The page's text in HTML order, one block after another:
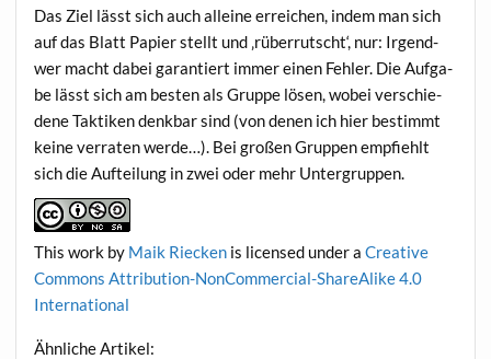
Das Ziel lässt sich auch allei­ne errei­chen, indem man sich
auf das Blatt Papier stellt und ‚rüber­rutscht‘, nur: Irgend­
wer macht dabei garan­tiert immer einen Feh­ler. Die Auf­ga­
be lässt sich am bes­ten als Grup­pe lösen, wobei ver­schie­
de­ne Tak­ti­ken denk­bar sind (von denen ich hier bestimmt
kei­ne ver­ra­ten wer­de…). Bei gro­ßen Grup­pen emp­fiehlt
sich die Auf­tei­lung in zwei oder mehr Untergruppen.
This work by Maik Riecken is licen­sed under aCrea­ti­ve
Com­mons Attri­bu­ti­on-Non­Com­mer­cial-ShareA­li­ke 4.0
International
Ähn­li­che Artikel: